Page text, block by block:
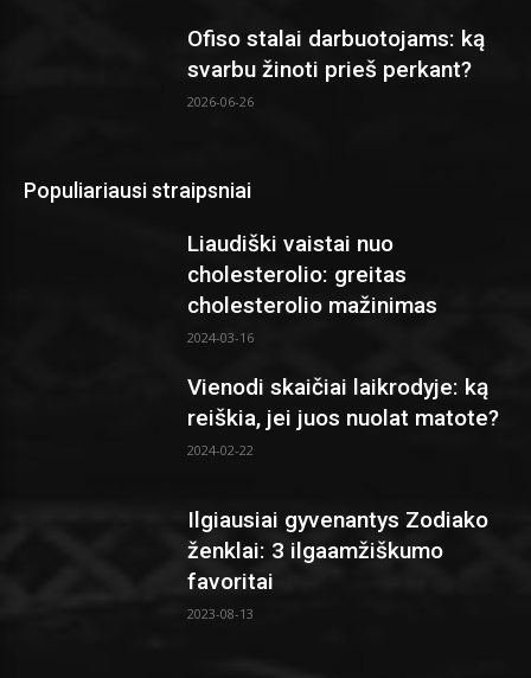
Ofiso stalai darbuotojams: ką
svarbu žinoti prieš perkant?
2026-06-26
Populiariausi straipsniai
Liaudiški vaistai nuo
cholesterolio: greitas
cholesterolio mažinimas
2024-03-16
Vienodi skaičiai laikrodyje: ką
reiškia, jei juos nuolat matote?
2024-02-22
Ilgiausiai gyvenantys Zodiako
ženklai: 3 ilgaamžiškumo
favoritai
2023-08-13